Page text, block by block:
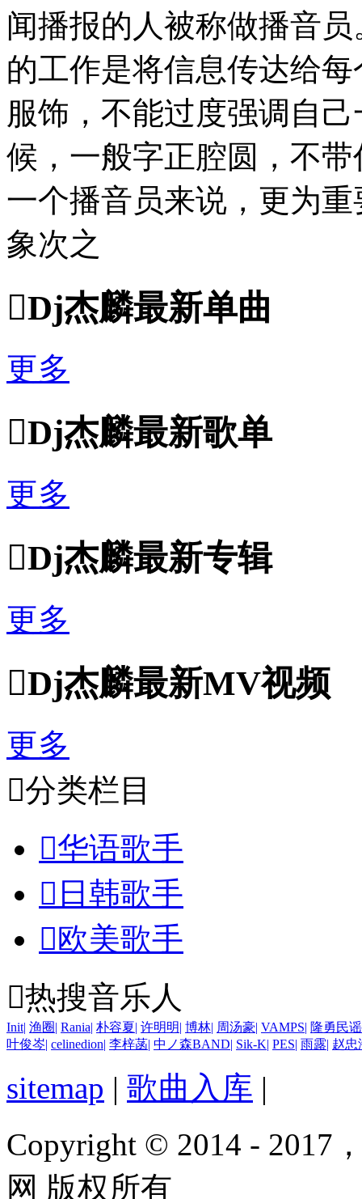
闻播报的人被称做播音
的工作是将信息传达给
服饰，不能过度强调自
候，一般字正腔圆，不
一个播音员来说，更为
象次之
Dj杰麟最新单曲
更多
Dj杰麟最新歌单
更多
Dj杰麟最新专辑
更多
Dj杰麟最新MV视频
更多
分类栏目
华语歌手
 日韩歌手
欧美歌手
热搜音乐人
Init| 渔圈| Rania| 朴容夏| 许明明| 博林| 周汤豪| VAMPS| 隆勇民谣
叶俊岑| celinedion| 李梓菡| 中ノ森BAND| Sik-K| PES| 雨露| 赵忠
sitemap | 歌曲入库 |
Copyright © 2014 - 2017
网 版权所有